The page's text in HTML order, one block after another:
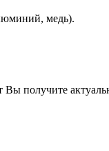
медь).
Вы получите